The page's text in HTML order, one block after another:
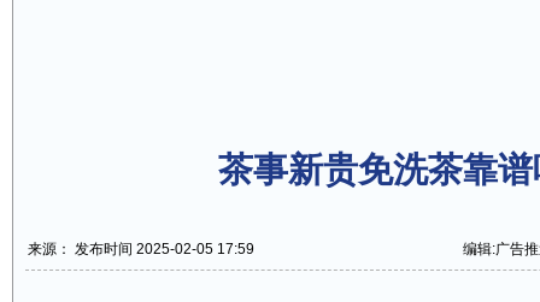
茶事新贵免洗茶靠
来源： 发布时间 2025-02-05 17:59 编辑:广告